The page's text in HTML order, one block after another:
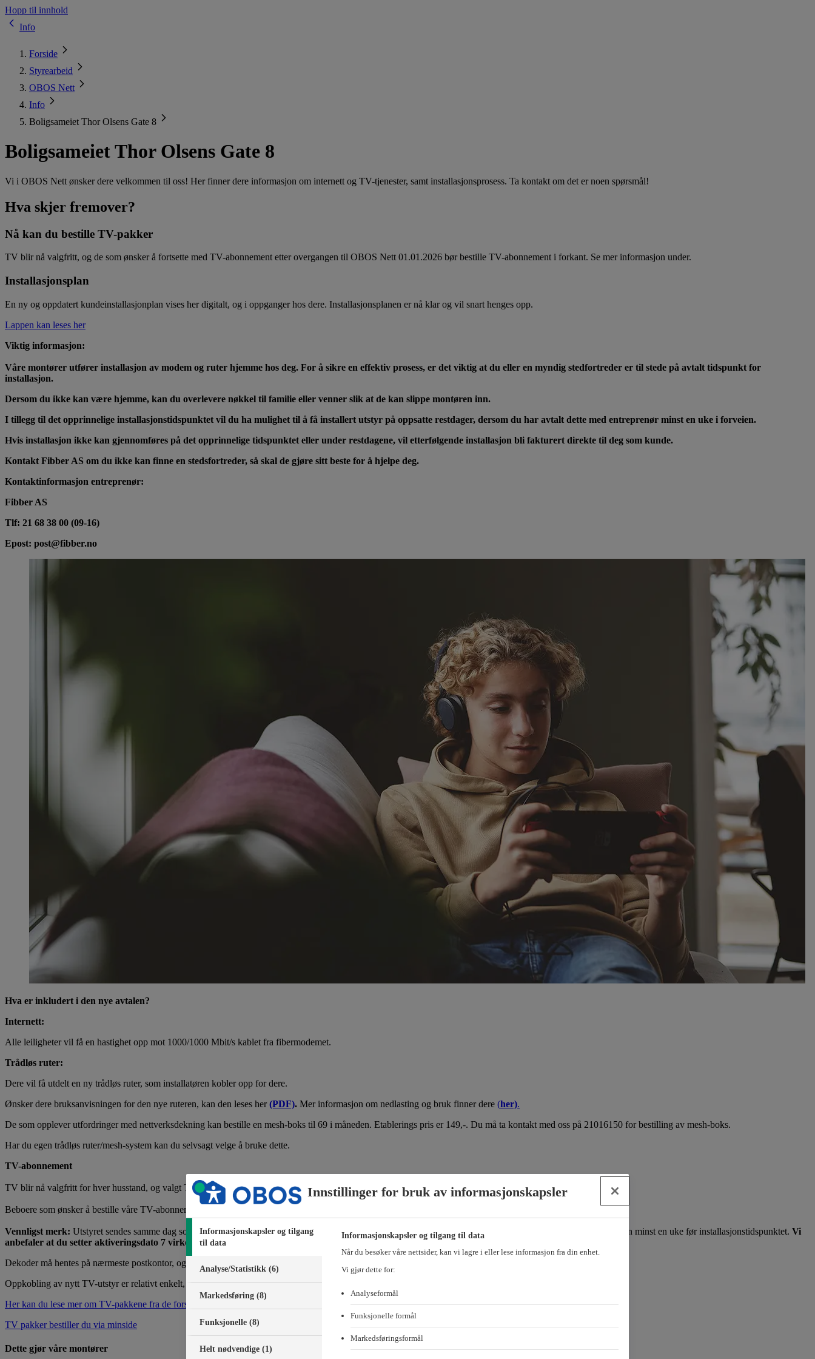
Hopp til innhold
Info
Forside
Styrearbeid
OBOS Nett
Info
Boligsameiet Thor Olsens Gate 8
Boligsameiet Thor Olsens Gate 8
Vi i OBOS Nett ønsker dere velkommen til oss! Her finner dere informasjon om internett og TV-tjenester, samt installasjonsprosess. Ta kontakt om det er noen spørsmål!
Hva skjer fremover?
Nå kan du bestille TV-pakker
TV blir nå valgfritt, og de som ønsker å fortsette med TV-abonnement etter overgangen til OBOS Nett 01.01.2026 bør bestille TV-abonnement i forkant. Se mer informasjon under.
Installasjonsplan
En ny og oppdatert kundeinstallasjonplan vises her digitalt, og i oppganger hos dere. Installasjonsplanen er nå klar og vil snart henges opp.
Lappen kan leses her
Viktig informasjon:
Våre montører utfører installasjon av modem og ruter hjemme hos deg. For å sikre en effektiv prosess, er det viktig at du eller en myndig stedfortreder er til stede på avtalt tidspunkt for
installasjon.
Dersom du ikke kan være hjemme, kan du overlevere nøkkel til familie eller venner slik at de kan slippe montøren inn.
I tillegg til det opprinnelige installasjonstidspunktet vil du ha mulighet til å få installert utstyr på oppsatte restdager, dersom du har avtalt dette med entreprenør minst en uke i forveien.
Hvis installasjon ikke kan gjennomføres på det opprinnelige tidspunktet eller under restdagene, vil etterfølgende installasjon bli fakturert direkte til deg som kunde.
Kontakt Fibber AS om du ikke kan finne en stedsfortreder, så skal de gjøre sitt beste for å hjelpe deg.
Kontaktinformasjon entreprenør:
Fibber AS
Tlf: 21 68 38 00 (09-16)
Epost: post@fibber.no
Hva er inkludert i den nye avtalen?
Internett:
Alle leiligheter vil få en hastighet opp mot 1000/1000 Mbit/s kablet fra fibermodemet.
Trådløs ruter:
Dere vil få utdelt en ny trådløs ruter, som installatøren kobler opp for dere.
Ønsker dere bruksanvisningen for den nye ruteren, kan den leses her(PDF). Mer informasjon om nedlasting og bruk finner dere (her).
De som opplever utfordringer med nettverksdekning kan bestille en mesh-boks til 69 i måneden. Etablerings pris er 149,-. Du må ta kontakt med oss på 21016150 for bestilling av mesh-boks.
Har du egen trådløs ruter/mesh-system kan du selvsagt velge å bruke dette.
TV-abonnement
TV blir nå valgfritt for hver husstand, og valgt TV-pakke og dekoder dekkes av den enkelte beboer direkte.
Beboere som ønsker å bestille våre TV-abonnementer til rabattert pris og ønsker hjelp med oppkobling av TV-dekoder, må bestille utstyret før montørene kommer
Vennligst merk: Utstyret sendes samme dag som aktiveringsdatoen du legger inn. For å sikre at du har utstyret på plass før installasjonen, må bestillingen legges inn minst en uke før installasjonstidspunktet. Vi
anbefaler at du setter aktiveringsdato 7 virkedager før installasjonen
Husk at aktiveringsdato er lik startdato for fakturering av abonnementet.
Dekoder må hentes på nærmeste postkontor, og ligge klart i din leilighet når montør kommer for installasjon.
Oppkobling av nytt TV-utstyr er relativt enkelt, men kontakt gjerne vår kundeservice hvis du trenger hjelp på tlf:
Her kan du lese mer om TV-pakkene fra de forskjellige leverandørene
TV pakker bestiller du via minside
Dette gjør våre montører
Innstillinger for bruk av informasjonskapsler
Informasjonskapsler og tilgang
til data
Analyse/Statistikk (6)
Markedsføring (8)
Funksjonelle (8)
Helt nødvendige (1)
Informasjonskapsler og tilgang til data
Når du besøker våre nettsider, kan vi lagre i eller lese informasjon fra din enhet.
Vi gjør dette for:
Analyseformål
Funksjonelle formål
Markedsføringsformål